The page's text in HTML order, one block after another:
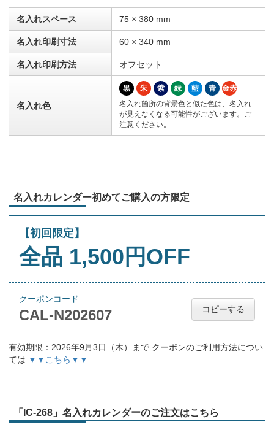
名入れスペース 75 × 380 mm
名入れ印刷寸法 60 × 340 mm
名入れ印刷方法 オフセット
名入れ色
黒 朱 紫 緑 藍 青
金赤
名入れ箇所の背景色と似た色は、名入れ
が見えなくなる可能性がございます。ご
注意ください。
名入れカレンダー初めてご購入の方限定
【初回限定】
全品 1,500円OFF
クーポンコード
CAL-N202607 コピーする
有効期限：2026年9月3日（木）まで クーポンのご利用方法につい
ては ▼▼こちら▼▼
「IC-268」名入れカレンダーのご注文はこちら